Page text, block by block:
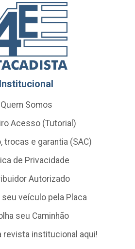
Institucional
Quem Somos
Acesso (Tutorial)
trocas e garantia (SAC)
de Privacidade
Autorizado
veículo pela Placa
seu Caminhão
revista institucional aqui!